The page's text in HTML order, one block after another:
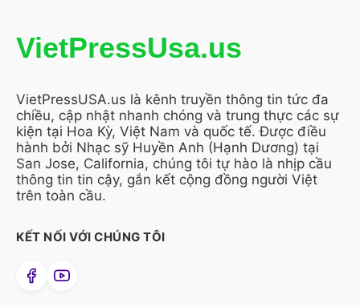
VietPressUsa.us
VietPressUSA.us là kênh truyền thông tin tức đa
chiều, cập nhật nhanh chóng và trung thực các sự
kiện tại Hoa Kỳ, Việt Nam và quốc tế. Được điều
hành bởi Nhạc sỹ Huyền Anh (Hạnh Dương) tại
San Jose, California, chúng tôi tự hào là nhịp cầu
thông tin tin cậy, gắn kết cộng đồng người Việt
trên toàn cầu.
KẾT NỐI VỚI CHÚNG TÔI